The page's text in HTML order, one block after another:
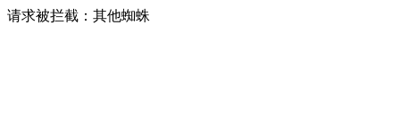
请求被拦截：其他蜘蛛